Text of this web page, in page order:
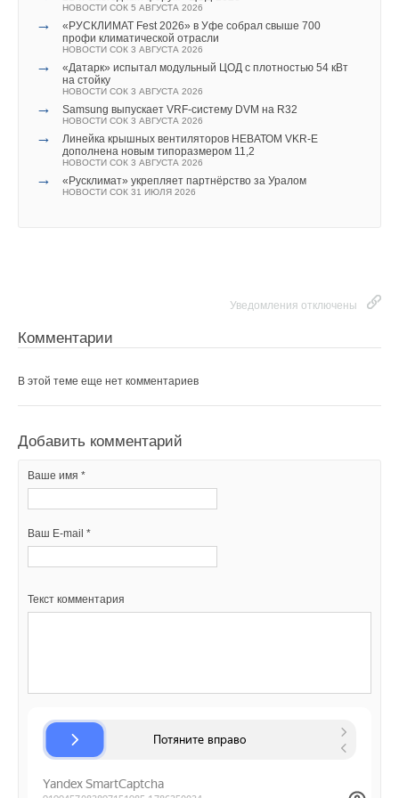
НОВОСТИ СОК 5 АВГУСТА 2026
→
«РУСКЛИМАТ Fest 2026» в Уфе собрал свыше 700
профи климатической отрасли
НОВОСТИ СОК 3 АВГУСТА 2026
→
«Датарк» испытал модульный ЦОД с плотностью 54 кВт
на стойку
НОВОСТИ СОК 3 АВГУСТА 2026
→ Samsung выпускает VRF-систему DVM на R32
НОВОСТИ СОК 3 АВГУСТА 2026
→
Линейка крышных вентиляторов НЕВАТОМ VKR-E
дополнена новым типоразмером 11,2
НОВОСТИ СОК 3 АВГУСТА 2026
→ «Русклимат» укрепляет партнёрство за Уралом
НОВОСТИ СОК 31 ИЮЛЯ 2026
Уведомления отключены
Комментарии
В этой теме еще нет комментариев
Добавить комментарий
Ваше имя *
Ваш E-mail *
Текст комментария
Текст комментария
Комментарии
В этой теме еще нет комментариев
Добавить комментарий
Ваше имя *
вперёд», - говорит Алексей Рогачёв, главный инженер
Группы Компаний «АГРОЭКО».
Группа Компаний «АГРОЭКО» основана в 2009 году. Она
является крупнейшим агропромышленным предприятием
Воронежской области и входит в число крупнейших
производителей свинины в России. Её инвестиционный
проект по созданию комплекса свиноводческих объектов
имеет статус особо значимого в рамках государственных
и оборудование. Текущий объём производства составляет 78
тыс. тонн свинины в живом весе, или 650 тыс. голов в год.
После окончания строительства объектов третьей очереди и
выхода на полную мощность совокупный объем
Читайте по теме:
Новая система управления Logamatic WPM400 K
НОВОСТИ СОК 20 ИЮЛЯ 2026
НОВОСТИ СОК 23 ИЮНЯ 2026
«Иннопром»
→
НОВОСТИ СОК 23 МАЯ 2024
Bosch инвестировал в переработку li-ion аккумуляторов
«следующего поколения»
→
Путин передал структуре «Газпрома» управление
«дочками» Ariston и BSH